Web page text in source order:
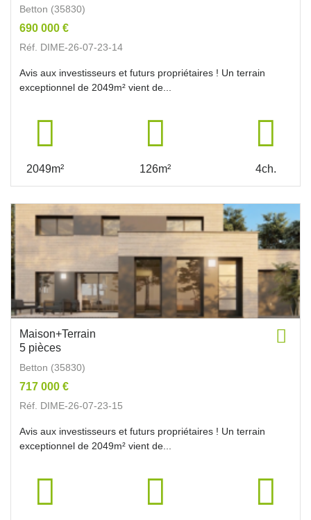
Betton (35830)
690 000 €
Réf. DIME-26-07-23-14
Avis aux investisseurs et futurs propriétaires ! Un terrain
exceptionnel de 2049m² vient de...
2049m² 126m² 4ch.
Maison+Terrain
5 pièces
Betton (35830)
717 000 €
Réf. DIME-26-07-23-15
Avis aux investisseurs et futurs propriétaires ! Un terrain
exceptionnel de 2049m² vient de...